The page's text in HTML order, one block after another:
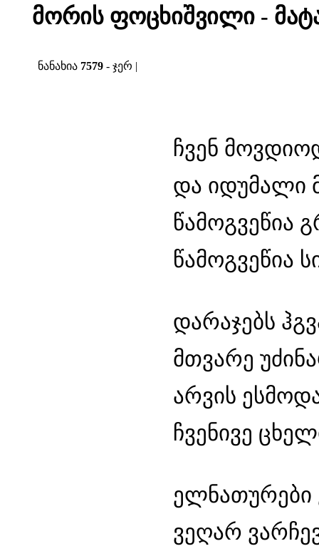
მორის ფოცხიშვილი -
ნანახია 7579 - ჯერ |
ჩვენ
და იდუმალი
წამოგვეწია
წამოგვეწია
დარაჯებს
მთვარე
არვის
ჩვენივე
ვეღარ